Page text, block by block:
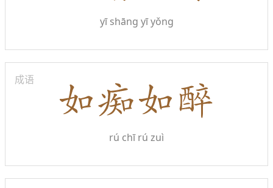
yī shāng yī yǒng
成语
rú chī rú zuì